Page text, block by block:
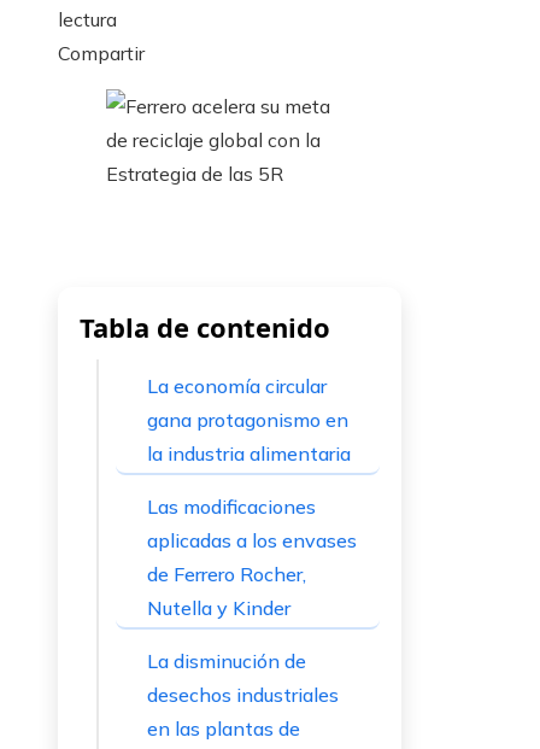
lectura
Facebook
Twitter
LinkedIn
Pinterest
Stumbleupon
Email
Compartir
Tabla de contenido
La economía circular
gana protagonismo en
la industria alimentaria
Las modificaciones
aplicadas a los envases
de Ferrero Rocher,
Nutella y Kinder
La disminución de
desechos industriales
en las plantas de